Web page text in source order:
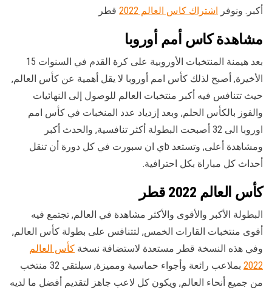
أكبر. ونوفر اشتراك كاس العالم 2022 قطر
مشاهدة كاس أمم أوروبا
بعد هيمنة المنتخبات الأوروبية على كرة القدم في السنوات 15
الأخيرة, أصبح لذلك كأس امم أوروبا لا يقل أهمية عن كأس العالم,
حيث تتنافس فيه أكبر منتخبات العالم للوصول إلى النهائيات
والفوز بالكأس الحلم, وبعد إزدياد عدد المنخبات في كأس امم
اوروبا الى 32 أصبحت البطولة أكثر تنافسية, والحدث أكبر
ومشاهدة أعلى, وتستعد bي ان سبورت في كل دورة أن تنقل
أحداث كل مباراة بكل احترافية.
كأس العالم 2022 قطر
البطولة الأكبر والأقوى والأكثر مشاهدة في العالم, تجتمع فيه
أقوى منتخبات القارات الخمس, لتتنافس على بطولة كأس العالم,
وفي هذه النسخة قطر مستعدة لاستضافة نسخة كأس العالم
2022
بملاعب رائعة وأجواء حماسية ومميزة, سيلتقي 32 منتخب
من جميع أنحاء العالم, ويكون كل لاعب جاهز لتقديم أفضل ما لديه